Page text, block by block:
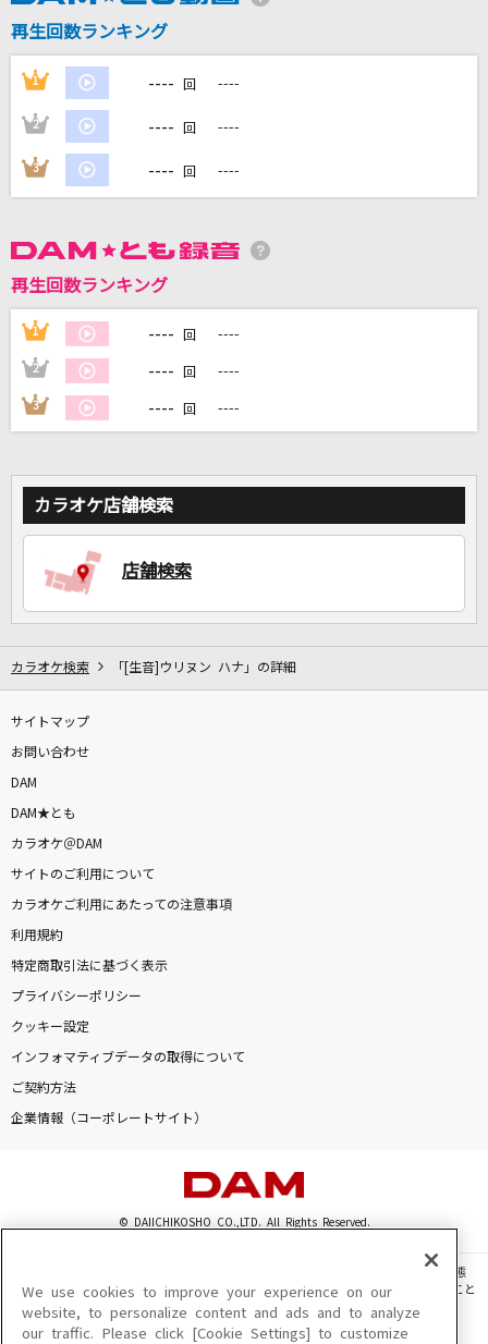
キヨ
[生音]世界に一つだけの花
SMAP
サカナクション
DAMの新曲・ランキングなど
DAMに会員登録・ログインして
自宅でカラオケ歌い放題！
再生回数ランキング
1 ---- 回 ----
2 ---- 回 ----
3 ---- 回 ----
再生回数ランキング
1 ---- 回 ----
2 ---- 回 ----
3 ---- 回 ----
カラオケ店舗検索
店舗検索
カラオケ検索 「[生音]ウリヌン ハナ」の詳細
サイトマップ
お問い合わせ
DAM
DAM★とも
カラオケ＠DAM
サイトのご利用について
カラオケご利用にあたっての注意事項
利用規約
特定商取引法に基づく表示
プライバシーポリシー
クッキー設定
インフォマティブデータの取得について
ご契約方法
企業情報（コーポレートサイト）
© DAIICHIKOSHO CO.,LTD. All Rights Reserved.
このサイトに掲載されている一切の文章・画像・写真・動画・音声等を、手段や形態
を問わず、著作権法の定める範囲を超えて無断で複製、転載、ファイル化などすること
を禁じます。
楽曲及びコンテンツは、機種によりご利用いただけない場合があります。
We use cookies to improve your experience on our
website, to personalize content and ads and to analyze
our traffic. Please click [Cookie Settings] to customize